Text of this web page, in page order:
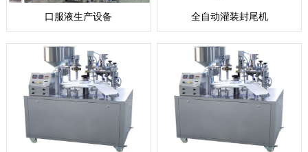
口服液生产设备 全自动灌装封尾机